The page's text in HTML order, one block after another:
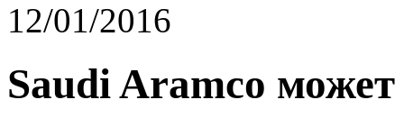
12/01/2016
Saudi Aramco